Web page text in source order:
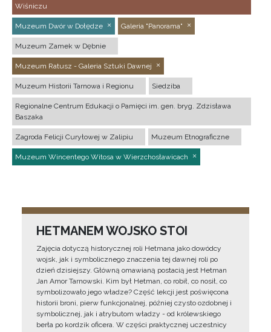
Wiśniczu
Muzeum Dwór w Dołędze Galeria "Panorama"
Muzeum Zamek w Dębnie
Muzeum Ratusz - Galeria Sztuki Dawnej
Muzeum Historii Tarnowa i Regionu Siedziba
Regionalne Centrum Edukacji o Pamięci im. gen. bryg. Zdzisława
Baszaka
Zagroda Felicji Curyłowej w Zalipiu Muzeum Etnograficzne
Muzeum Wincentego Witosa w Wierzchosławicach
HETMANEM WOJSKO STOI
Zajęcia dotyczą historycznej roli Hetmana jako dowódcy
wojsk, jak i symbolicznego znaczenia tej dawnej roli po
dzień dzisiejszy. Główną omawianą postacią jest Hetman
Jan Amor Tarnowski. Kim był Hetman, co robił, co nosił, co
symbolizowało jego władze? Część lekcji jest poświęcona
historii broni, pierw funkcjonalnej, później czysto ozdobnej i
symbolicznej, jak i atrybutom władzy - od królewskiego
berła po kordzik oficera. W części praktycznej uczestnicy